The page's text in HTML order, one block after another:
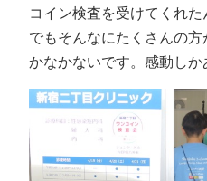
コイン検査を受けてくれ
でもそんなにたくさんの
かなかないです。感動しか